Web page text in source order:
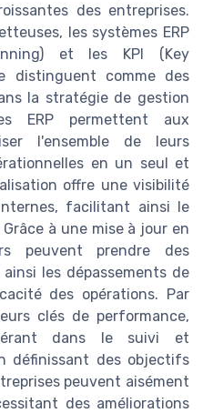
des entreprises.
les systèmes ERP
et les KPI (Key
distinguent comme des
la stratégie de gestion
ERP permettent aux
l'ensemble de leurs
en un seul et
offre une visibilité
facilitant ainsi le
à une mise à jour en
peuvent prendre des
les dépassements de
des opérations. Par
clés de performance,
dans le suivi et
définissant des objectifs
peuvent aisément
des améliorations